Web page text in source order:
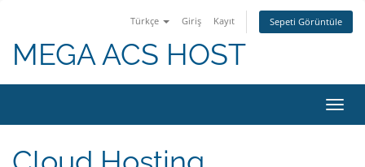
Türkçe Giriş Kayıt Sepeti Görüntüle
MEGA ACS HOST